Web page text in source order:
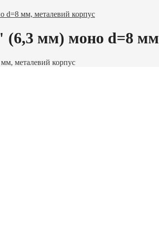
d=8 мм, металевий корпус
(6,3 мм) моно d=8
металевий корпус